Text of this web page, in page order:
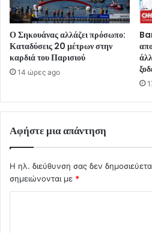
Ο Σηκουάνας αλλάζει πρόσωπο:
Καταδύσεις 20 μέτρων στην
καρδιά του Παρισιού
14 ώρες ago
Αφήστε μια απάντηση
Η ηλ. διεύθυνση σας δεν
σημειώνονται με *